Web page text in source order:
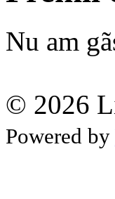
Nu am
© 2026
Powered by